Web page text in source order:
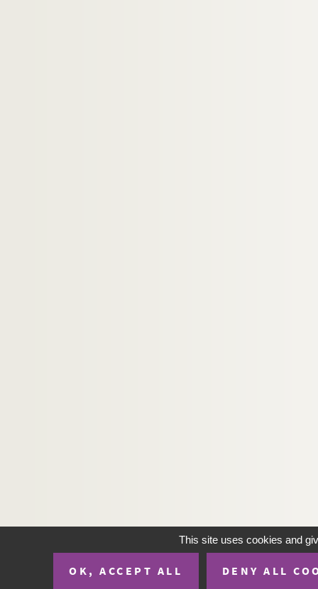
This site uses cookies and
OK, ACCEPT ALL DENY ALL